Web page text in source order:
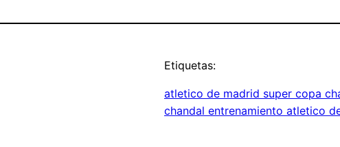
Etiquetas:
atletico de madrid super copa
chandal entrenamiento atletico